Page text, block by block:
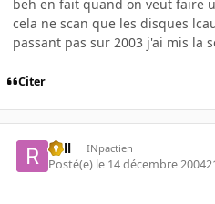
beh en fait quand on veut faire
cela ne scan que les disques
passant pas sur 2003 j'ai mis la
Citer
Rell INpactien
Posté(e) le 14 décembre 2004